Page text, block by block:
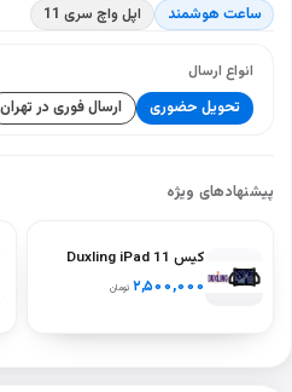
ساعت هوشمند اپل واچ سری 11
انواع ارسال
تحویل حضوری ارسال فوری در تهران
پیشنهادهای ویژه
کیس Duxling iPad 11
نسل A16
بنفش
۲,۵۰۰,۰۰۰ تومان